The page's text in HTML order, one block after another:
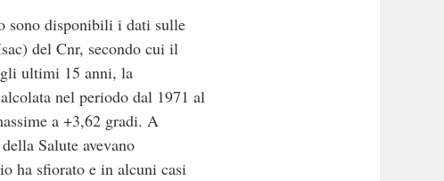
sono disponibili i dati sulle
del Cnr, secondo cui il
ultimi 15 anni, la
nel periodo dal 1971 al
a +3,62 gradi. A
Salute avevano
ha sfiorato e in alcuni casi